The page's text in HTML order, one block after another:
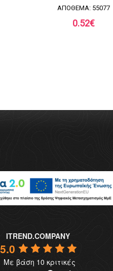
ΑΠΟΘΕΜΑ: 55077
0.52€
ITREND.COMPANY
5.0
Με βάση 10 κριτικές